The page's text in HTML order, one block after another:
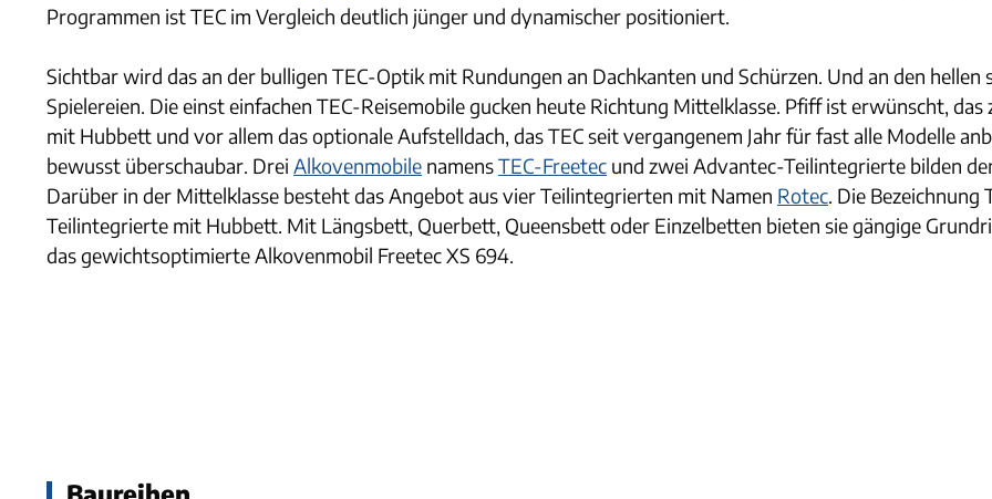
Programmen ist TEC im Vergleich deutlich jünger und dynamischer positioniert.
Sichtbar wird das an der bulligen TEC-Optik mit Rundungen an Dachkanten und Schürzen. Und an den hellen
Spielereien. Die einst einfachen TEC-Reisemobile gucken heute Richtung Mittelklasse. Pfiff ist erwünscht,
mit Hubbett und vor allem das optionale Aufstelldach, das TEC seit vergangenem Jahr für fast alle Modelle
bewusst überschaubar. Drei Alkovenmobile namensTEC-Freetec und zwei Advantec-Teilintegrierte bilden
Darüber in der Mittelklasse besteht das Angebot aus vier Teilintegrierten mit Namen Rotec . Die
Teilintegrierte mit Hubbett. Mit Längsbett, Querbett, Queensbett oder Einzelbetten bieten sie gängige
das gewichtsoptimierte Alkovenmobil Freetec XS 694.